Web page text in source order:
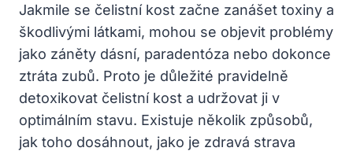
Jakmile se čelistní kost začne zanášet toxiny a
škodlivými látkami, mohou se objevit problémy
jako záněty dásní, paradentóza nebo dokonce
ztráta zubů. Proto je důležité pravidelně
detoxikovat čelistní kost a udržovat ji v
optimálním stavu. Existuje několik způsobů,
jak toho dosáhnout, jako je zdravá strava